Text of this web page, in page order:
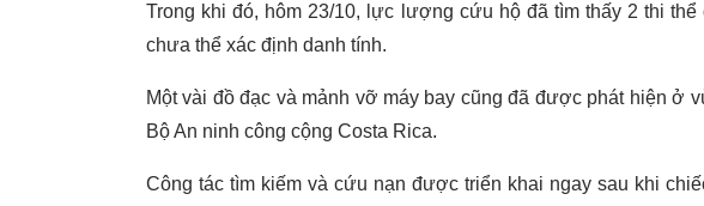
Trong khi đó, hôm 23/10, lực lượng cứu hộ đã tìm thấy 2 thi
chưa thể xác định danh tính.
Một vài đồ đạc và mảnh vỡ máy bay cũng đã được phát hiện ở
Bộ An ninh công cộng Costa Rica.
Công tác tìm kiếm và cứu nạn được triển khai ngay sau khi